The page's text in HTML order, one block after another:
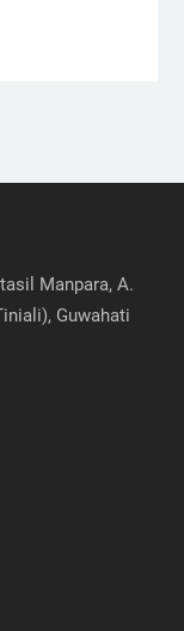
Manpara, A.
Guwahati